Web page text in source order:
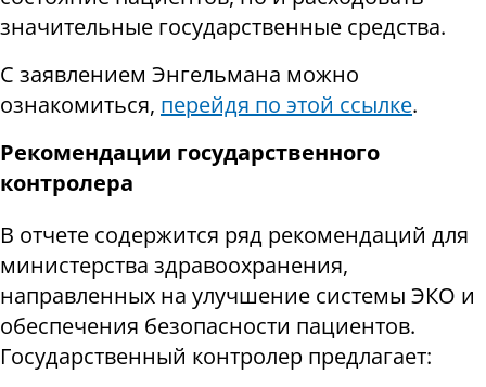
значительные государственные средства.
С заявлением Энгельмана можно
ознакомиться, перейдя по этой ссылке.
Рекомендации государственного
контролера
В отчете содержится ряд рекомендаций для
министерства здравоохранения,
направленных на улучшение системы ЭКО и
обеспечения безопасности пациентов.
Государственный контролер предлагает: